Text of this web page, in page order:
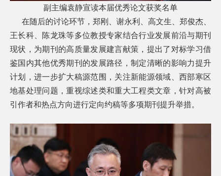
副主编袁静宣读本届优秀论文获奖名单
在随后的讨论环节，郑刚、谢永利、高文生、郑俊杰、
王长科、陈龙珠等多位教授专家结合行业发展前沿与期刊
现状，为期刊的高质量发展建言献策，提出了对标学习借
鉴国内其他优秀期刊的发展路径，制定清晰的影响力提升
计划，进一步扩大稿源范围，关注新能源领域、西部寒区
地基处理问题，重视综述类和重大工程类文章，针对高被
引作者和热点方向进行定向约稿等多项期刊提升举措。